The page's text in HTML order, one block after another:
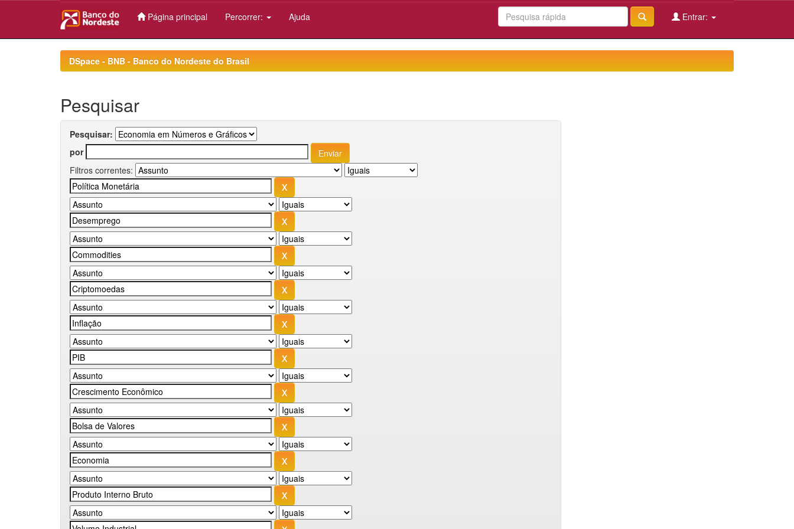
Página principal Percorrer: Ajuda Entrar:
DSpace - BNB - Banco do Nordeste do Brasil
Pesquisar
Pesquisar:
por
Filtros correntes: